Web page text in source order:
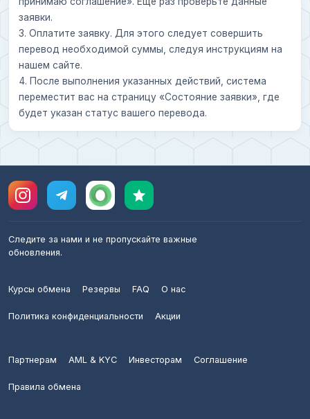
заявки.
3. Оплатите заявку. Для этого следует совершить
перевод необходимой суммы, следуя инструкциям на
нашем сайте.
4. После выполнения указанных действий, система
переместит вас на страницу «Состояние заявки», где
будет указан статус вашего перевода.
Следите за нами и не пропускайте важные
обновления.
Курсы обмена Резервы FAQ О нас
Политика конфиденциальности Акции
Партнерам AML & KYC Инвесторам Соглашение
Правила обмена